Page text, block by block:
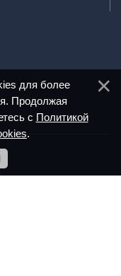
для более
Продолжая
с Политикой
.